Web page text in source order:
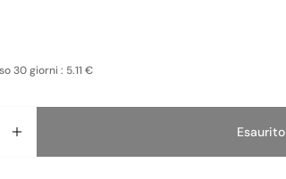
30 giorni : 5.11 €
Esaurito